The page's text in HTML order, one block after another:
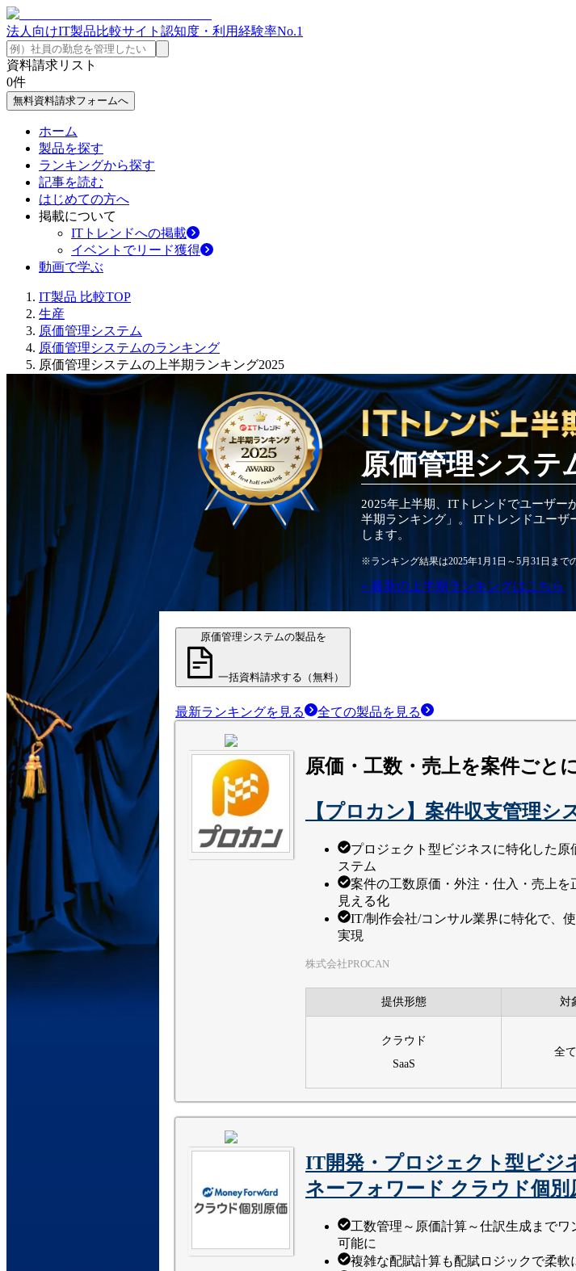
法人向けIT製品比較サイト 認知度・利用経験率No.1
資料請求リスト
0件
無料資料請求フォームへ
ホーム
製品を探す
ランキングから探す
記事を読む
はじめての方へ
掲載について
ITトレンドへの掲載
イベントでリード獲得
動画で学ぶ
IT製品 比較TOP
生産
原価管理システム
原価管理システムのランキング
原価管理システムの上半期ランキング2025
原価管理システ
2025年上半期 、ITトレンドでユーザー
半期ランキング」。 ITトレンドユーザ
します。
※ランキング結果は2025年1月1日～5月31日 まで
» 最新の上半期ランキングはこちら
原価管理システムの製品を
一括資料請求する（無料）
最新ランキングを見る 全ての製品を見る
原価・工数・売上を案件ごと
【プロカン】案件収支管理シ
プロジェクト型ビジネスに特化した原
ステム
案件の工数原価・外注・仕入・売上を
見える化
IT/制作会社/コンサル業界に特化で、
実現
株式会社PROCAN
提供形態 対
クラウド
SaaS
全
IT開発・プロジェクト型ビジ
ネーフォワード クラウド個別
工数管理～原価計算～仕訳生成までワ
可能に
複雑な配賦計算も配賦ロジックで柔軟